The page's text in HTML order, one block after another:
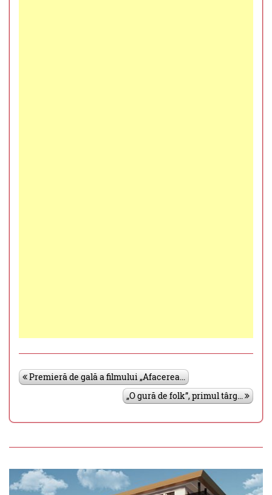
Premieră de gală a filmului „Afacerea...
„O gură de folk”, primul târg...